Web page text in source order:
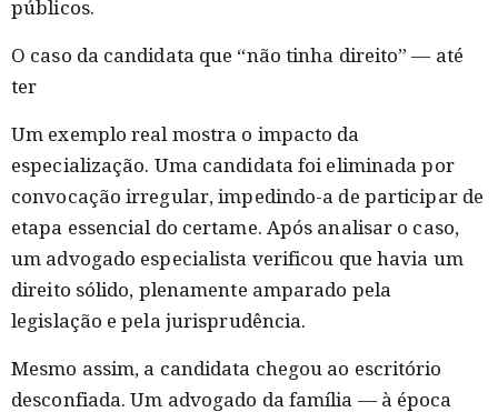
públicos.
O caso da candidata que “não tinha direito” — até
ter
Um exemplo real mostra o impacto da
especialização. Uma candidata foi eliminada por
convocação irregular, impedindo-a de participar de
etapa essencial do certame. Após analisar o caso,
um advogado especialista verificou que havia um
direito sólido, plenamente amparado pela
legislação e pela jurisprudência.
Mesmo assim, a candidata chegou ao escritório
desconfiada. Um advogado da família — à época